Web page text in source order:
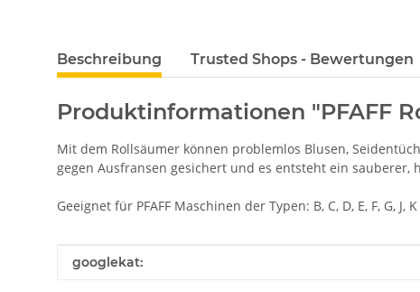
Beschreibung Trusted Shops - Bewertungen
Produktinformationen "PFAFF
Mit dem Rollsäumer können problemlos Blusen,
gegen Ausfransen gesichert und es entsteht ein sauberer,
Geeignet für PFAFF Maschinen der Typen: B, C, D, E, F, G, J, K
Produkteigenschaft
Wert
googlekat: